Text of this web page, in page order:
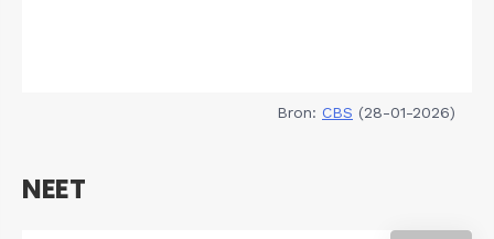
Bron: CBS (28-01-2026)
NEET